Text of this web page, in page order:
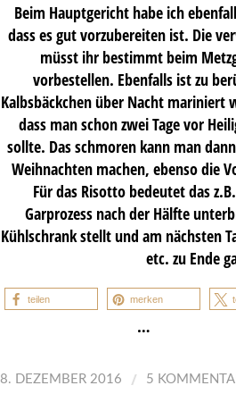
Beim Hauptgericht habe ich
dass es gut vorzubereiten ist. Die
müsst ihr bestimmt beim
vorbestellen. Ebenfalls ist zu
Kalbsbäckchen über Nacht mariniert
dass man schon zwei Tage vor
sollte. Das schmoren kann man
Weihnachten machen, ebenso die
Für das Risotto bedeutet das
Garprozess nach der Hälfte
Kühlschrank stellt und am nächsten
etc. zu Ende
teilen merken
…
8. DEZEMBER 2016 / 5